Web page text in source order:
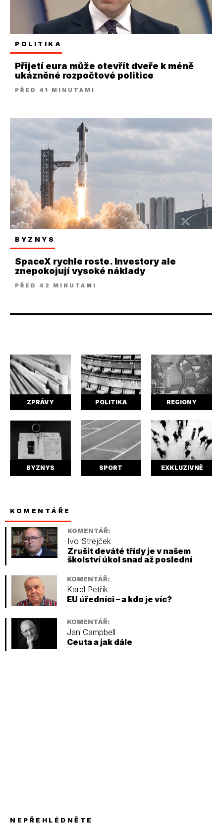
POLITIKA
Přijetí eura může otevřít dveře k méně
ukázněné rozpočtové politice
PŘED 41 MINUTAMI
BYZNYS
SpaceX rychle roste. Investory ale
znepokojují vysoké náklady
PŘED 42 MINUTAMI
ZPRÁVY POLITIKA REGIONY
BYZNYS SPORT EXKLUZIVNĚ
KOMENTÁŘE
KOMENTÁŘ:
Ivo Strejček
Zrušit deváté třídy je v našem
školství úkol snad až poslední
KOMENTÁŘ:
Karel Petřík
EU úředníci – a kdo je víc?
KOMENTÁŘ:
Jan Campbell
Ceuta a jak dále
NEPŘEHLÉDNĚTE